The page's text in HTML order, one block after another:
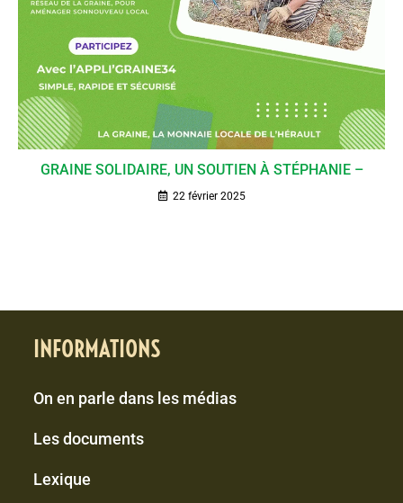
GRAINE SOLIDAIRE, UN SOUTIEN À STÉPHANIE –
22 février 2025
INFORMATIONS
On en parle dans les médias
Les documents
Lexique